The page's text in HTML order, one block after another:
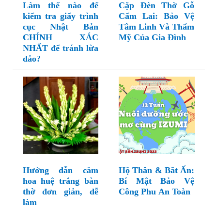
Làm thế nào để
kiểm tra giấy trình
cục Nhật Bản
CHÍNH XÁC
NHẤT để tránh lừa
đảo?
Cặp Đèn Thờ Gỗ
Cẩm Lai: Bảo Vệ
Tâm Linh Và Thẩm
Mỹ Của Gia Đình
Hướng dẫn cắm
hoa huệ trắng bàn
thờ đơn giản, dễ
làm
Hộ Thân & Bắt Ấn:
Bí Mật Bảo Vệ
Công Phu An Toàn